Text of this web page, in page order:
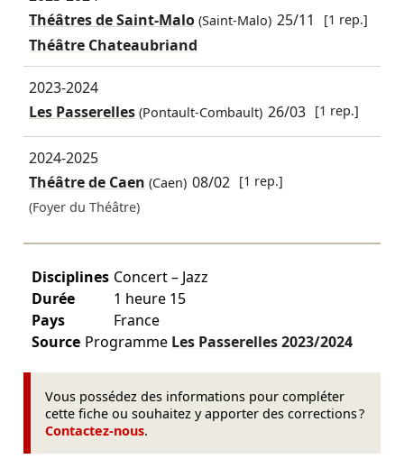
Théâtres de Saint-Malo(Saint-Malo) 25/11 [1 rep.]
Théâtre Chateaubriand
2023-2024
Les Passerelles(Pontault-Combault) 26/03 [1 rep.]
2024-2025
Théâtre de Caen (Caen) 08/02 [1 rep.]
(Foyer du Théâtre)
Disciplines Concert – Jazz
Durée
1 heure 15
Pays
France
Source Programme Les Passerelles2023/2024
Vous possédez des informations pour compléter
cette fiche ou souhaitez y apporter des corrections ?
Contactez-nous.